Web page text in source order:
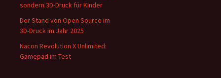
sondern 3D-Druck für Kinder
Der Stand von Open Source im
3D-Druck im Jahr 2025
Nacon Revolution X Unlimited:
Gamepad im Test